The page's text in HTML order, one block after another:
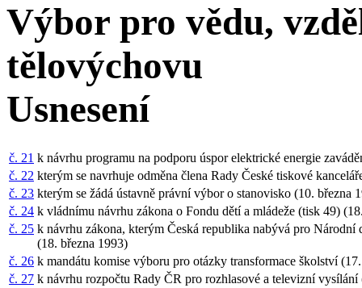
Výbor pro vědu,
tělovýchovu
Usnesení
č. 21 k návrhu programu na podporu úspor elektrické energie
č. 22 kterým se navrhuje odměna člena Rady České tiskové
č. 23 kterým se žádá ústavně právní výbor o stanovisko (10. března
č. 24 k vládnímu návrhu zákona o Fondu dětí a mládeže (tisk 49)
č. 25 k návrhu zákona, kterým Česká republika nabývá pro
(18. března 1993)
č. 26 k mandátu komise výboru pro otázky transformace školství
č. 27 k návrhu rozpočtu Rady ČR pro rozhlasové a televizní